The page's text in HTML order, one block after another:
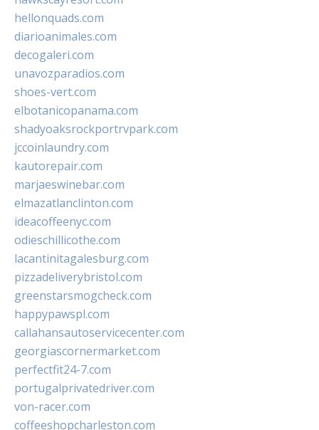
hellonquads.com
diarioanimales.com
decogaleri.com
unavozparadios.com
shoes-vert.com
elbotanicopanama.com
shadyoaksrockportrvpark.com
jccoinlaundry.com
kautorepair.com
marjaeswinebar.com
elmazatlanclinton.com
ideacoffeenyc.com
odieschillicothe.com
lacantinitagalesburg.com
pizzadeliverybristol.com
greenstarsmogcheck.com
happypawspl.com
callahansautoservicecenter.com
georgiascornermarket.com
perfectfit24-7.com
portugalprivatedriver.com
von-racer.com
coffeeshopcharleston.com